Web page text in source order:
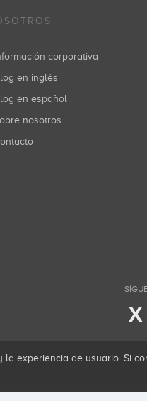
corporativa
Blog en inglés
Blog en español
Sobre nosotros
Contacto
X
experiencia de usuario. Si